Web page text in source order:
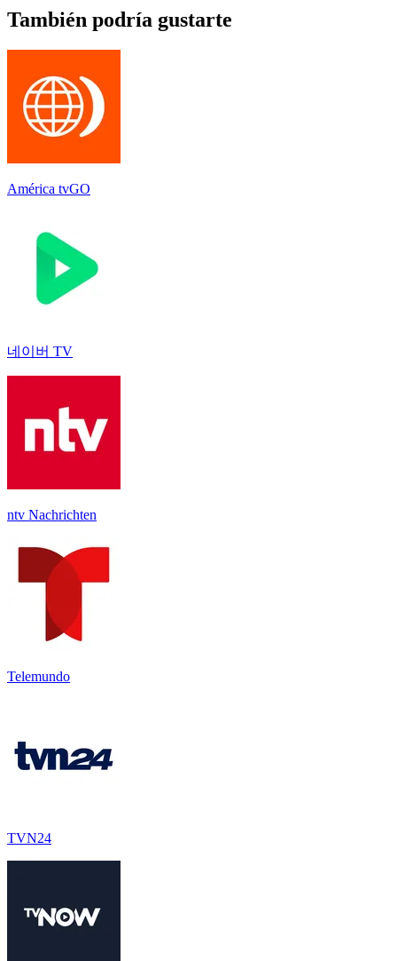
También podría gustarte
América tvGO
네이버 TV
ntv Nachrichten
Telemundo
TVN24